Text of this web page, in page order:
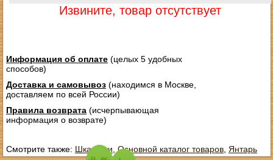
Извините, товар отсутствует
Информация об оплате(целых 5 удобных
способов)
Доставка и самовывоз(находимся в Москве,
доставляем по всей России)
Правила возврата(исчерпывающая
информация о возврате)
Смотрите также: Шкатулки ,Основной каталог товаров, Янтарь